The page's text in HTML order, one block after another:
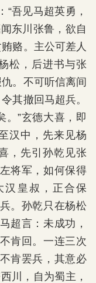
“吾见马超英勇，
东川张鲁，欲自
赂。主公可差人
松，后进书与张
。不可听信离间
其撤回马超兵。
。”玄德大喜，即
汉中，先来见杨
，先引孙乾见张
将军，如何保得
汉皇叔，正合保
。孙乾只在杨松
超言：未成功，
肯回。一连三次
肯罢兵，其意必
川，自为蜀主，